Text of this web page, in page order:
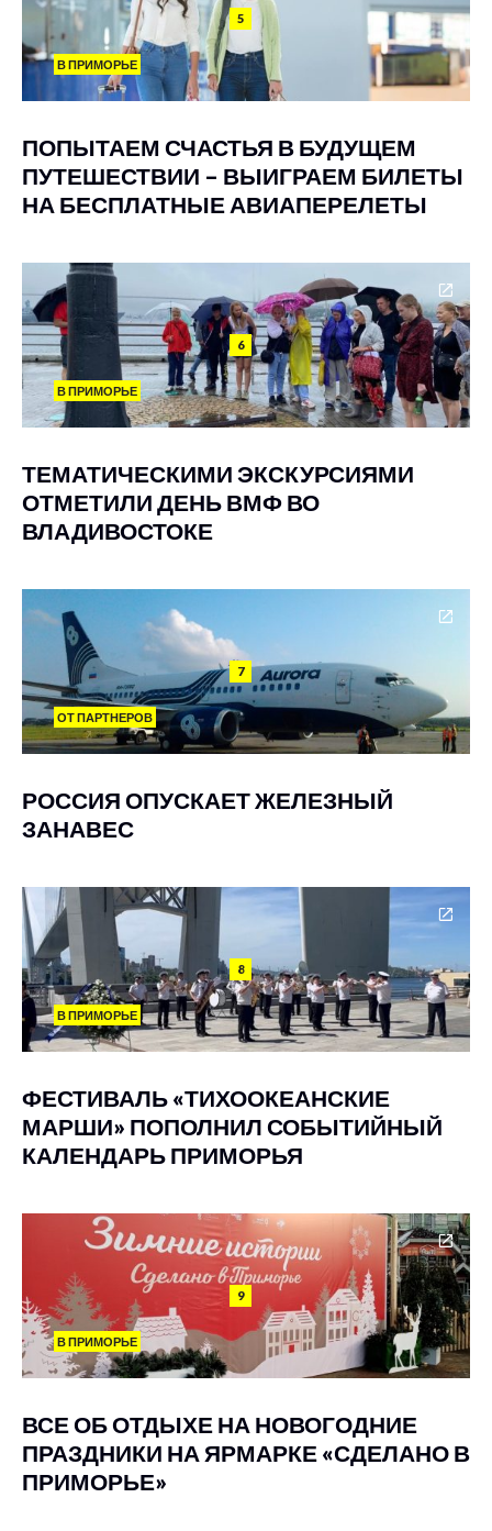
5
В ПРИМОРЬЕ
ПОПЫТАЕМ СЧАСТЬЯ В БУДУЩЕМ
ПУТЕШЕСТВИИ – ВЫИГРАЕМ БИЛЕТЫ
НА БЕСПЛАТНЫЕ АВИАПЕРЕЛЕТЫ
6
В ПРИМОРЬЕ
ТЕМАТИЧЕСКИМИ ЭКСКУРСИЯМИ
ОТМЕТИЛИ ДЕНЬ ВМФ ВО
ВЛАДИВОСТОКЕ
7
ОТ ПАРТНЕРОВ
РОССИЯ ОПУСКАЕТ ЖЕЛЕЗНЫЙ
ЗАНАВЕС
8
В ПРИМОРЬЕ
ФЕСТИВАЛЬ «ТИХООКЕАНСКИЕ
МАРШИ» ПОПОЛНИЛ СОБЫТИЙНЫЙ
КАЛЕНДАРЬ ПРИМОРЬЯ
9
В ПРИМОРЬЕ
ВСЕ ОБ ОТДЫХЕ НА НОВОГОДНИЕ
ПРАЗДНИКИ НА ЯРМАРКЕ «СДЕЛАНО В
ПРИМОРЬЕ»